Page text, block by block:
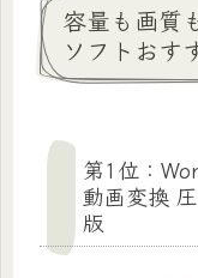
容量も画質
ソフトおす
第1位：
動画変換
版